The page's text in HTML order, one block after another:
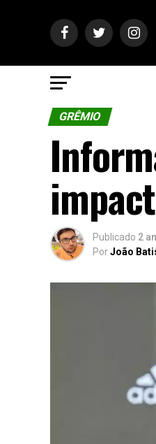
GRÊMIO
Publicado 2
PorJoão